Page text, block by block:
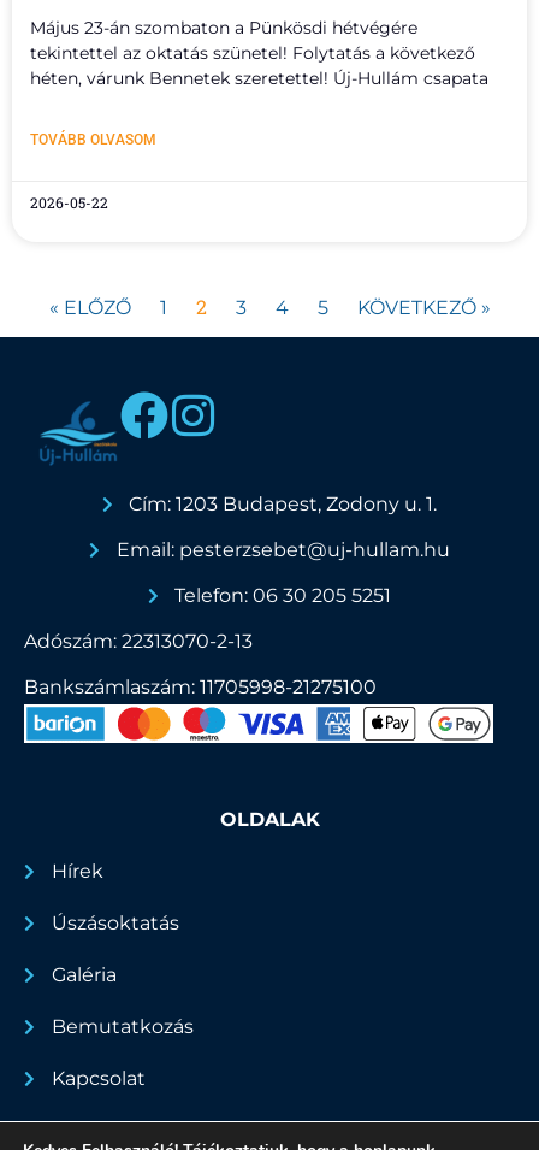
Május 23-án szombaton a Pünkösdi hétvégére
tekintettel az oktatás szünetel! Folytatás a következő
héten, várunk Bennetek szeretettel! Új-Hullám csapata
TOVÁBB OLVASOM
2026-05-22
« ELŐZŐ 1 2 3 4 5 KÖVETKEZŐ »
Cím: 1203 Budapest, Zodony u. 1.
Email: pesterzsebet@uj-hullam.hu
Telefon: 06 30 205 5251
Adószám: 22313070-2-13
Bankszámlaszám: 11705998-21275100
OLDALAK
Hírek
Úszásoktatás
Galéria
Bemutatkozás
Kapcsolat
Dokumentumok